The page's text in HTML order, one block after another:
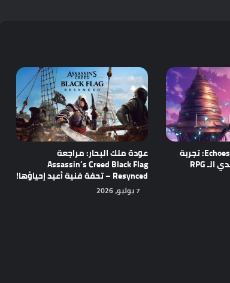
مراجعة Echoes of Aincrad: تجربة
واعدة تجمع بين تحدي الـ RPG
عودة ملك البحار: مراجعة
Assassin’s Creed Black Flag
Resynced – تحفة فنية أعيد إحياؤها!
7 يوليو، 2026